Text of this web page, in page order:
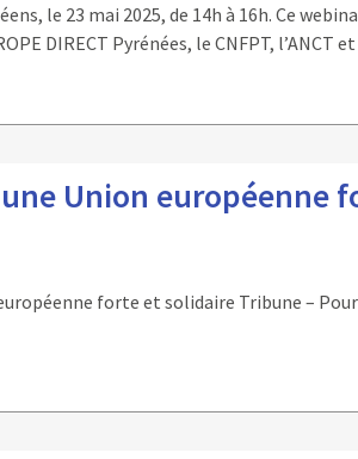
le 23 mai 2025, de 14h à 16h. Ce
DIRECT Pyrénées, le CNFPT, l’ANCT
Union européenne
forte et solidaire Tribune –